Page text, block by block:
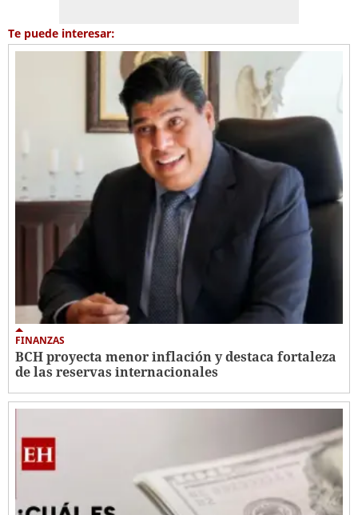
Te puede interesar:
FINANZAS
BCH proyecta menor inflación y destaca fortaleza
de las reservas internacionales